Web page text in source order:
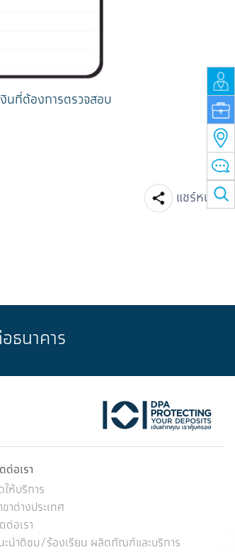
นที่ต้องการตรวจสอบ
แชร์หน้านี้
Facebook
Line
ธนาคาร
ต่อเรา
ให้บริการ
ขาต่างประเทศ
ต่อเรา
ะนำติชม/ร้องเรียน ผลิตภัณฑ์และบริการ